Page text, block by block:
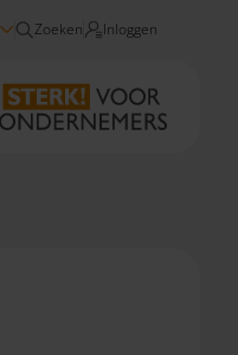
Zoeken Inloggen
Overstappen naar een bv 2021